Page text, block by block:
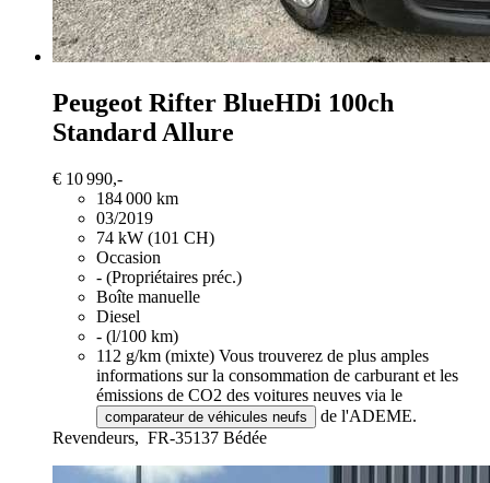
Peugeot Rifter BlueHDi 100ch
Standard Allure
€ 10 990,-
184 000 km
03/2019
74 kW (101 CH)
Occasion
- (Propriétaires préc.)
Boîte manuelle
Diesel
- (l/100 km)
112 g/km (mixte) Vous trouverez de plus amples
informations sur la consommation de carburant et les
émissions de CO2 des voitures neuves via le
comparateur de véhicules neufs
de l'ADEME.
Revendeurs, FR-35137 Bédée